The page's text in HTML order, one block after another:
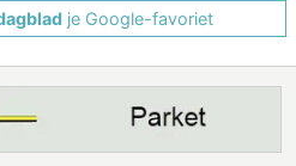
je Google-favoriet